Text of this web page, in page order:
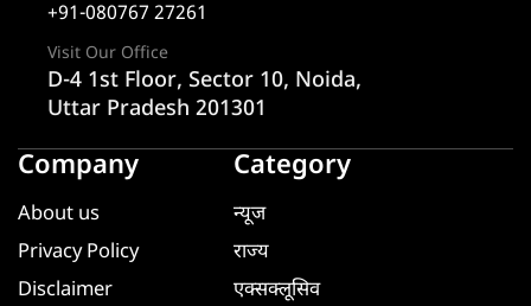
+91-080767 27261
Visit Our Office
D-4 1st Floor, Sector 10, Noida,
Uttar Pradesh 201301
Company
About us
Privacy Policy
Disclaimer
Category
न्यूज
राज्य
एक्सक्लूसिव